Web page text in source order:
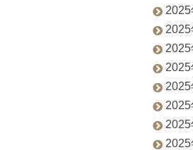
2025
2025
2025
2025
2025
2025
2025
2025